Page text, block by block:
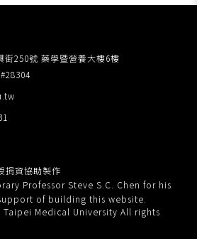
街250號 藥學暨營養大樓6樓
捐資協助製作
Professor Steve S.C. Chen for his
of building this website.
Medical University All rights